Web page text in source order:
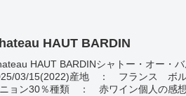
HAUT BARDIN
HAUT BARDINシャトー・オー
03/15(2022)産地 ： フランス ボル
ニョン30％種類 ： 赤ワイン個人の感